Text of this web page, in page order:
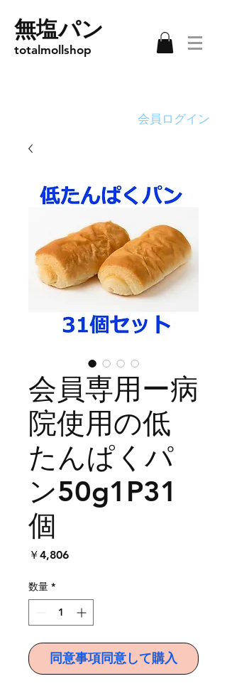
totalmollshop
無塩パン
会員ログイン
会員専用ー病
院使用の低
たんぱくパ
ン50g1P31
個
￥4,806価
数量 *
同意事項同意して購入